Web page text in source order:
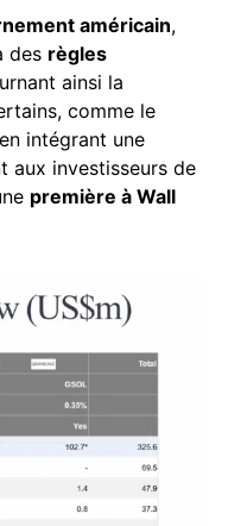
américain,
des règles
ainsi la
comme le
intégrant une
aux investisseurs de
première à Wall